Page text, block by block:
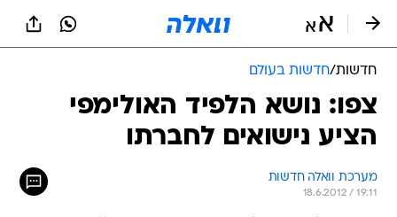
חדשות/חדשות בעולם
צפו: נושא הלפיד האולימפי
הציע נישואים לחברתו
מערכת וואלה חדשות
18.6.2012 / 19:11